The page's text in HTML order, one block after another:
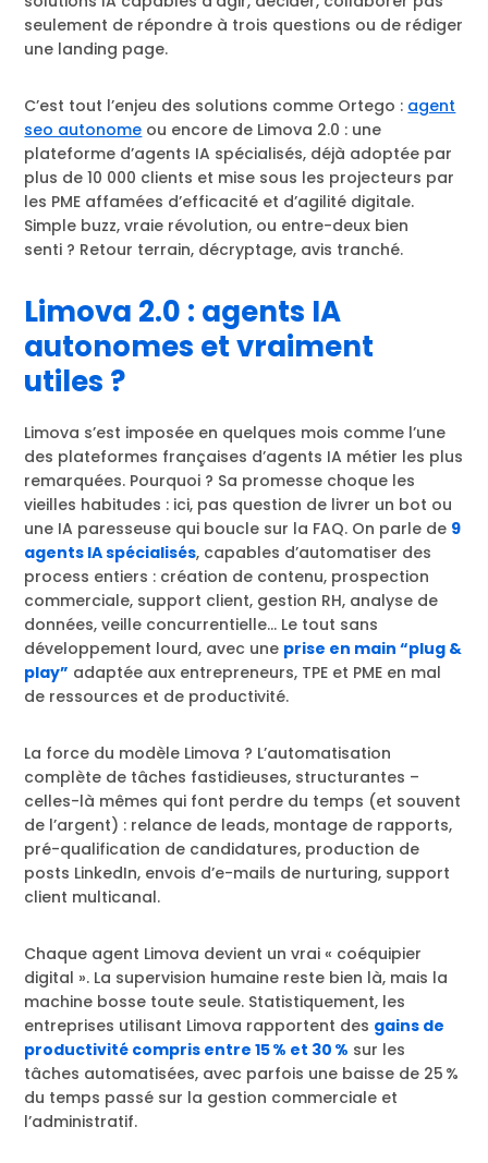
seulement de répondre à trois questions ou de rédiger
une landing page.
C’est tout l’enjeu des solutions comme Ortego : agent
seo autonome ou encore de Limova 2.0 : une
plateforme d’agents IA spécialisés, déjà adoptée par
plus de 10 000 clients et mise sous les projecteurs par
les PME affamées d’efficacité et d’agilité digitale.
Simple buzz, vraie révolution, ou entre-deux bien
senti ? Retour terrain, décryptage, avis tranché.
Limova 2.0 : agents IA
autonomes et vraiment
utiles ?
Limova s’est imposée en quelques mois comme l’une
des plateformes françaises d’agents IA métier les plus
remarquées. Pourquoi ? Sa promesse choque les
vieilles habitudes : ici, pas question de livrer un bot ou
une IA paresseuse qui boucle sur la FAQ. On parle de 9
agents IA spécialisés, capables d’automatiser des
process entiers : création de contenu, prospection
commerciale, support client, gestion RH, analyse de
données, veille concurrentielle… Le tout sans
développement lourd, avec une prise en main “plug &
play” adaptée aux entrepreneurs, TPE et PME en mal
de ressources et de productivité.
La force du modèle Limova ? L’automatisation
complète de tâches fastidieuses, structurantes –
celles-là mêmes qui font perdre du temps (et souvent
de l’argent) : relance de leads, montage de rapports,
pré-qualification de candidatures, production de
posts LinkedIn, envois d’e-mails de nurturing, support
client multicanal.
Chaque agent Limova devient un vrai « coéquipier
digital ». La supervision humaine reste bien là, mais la
machine bosse toute seule. Statistiquement, les
entreprises utilisant Limova rapportent des gains de
productivité compris entre 15 % et 30 % sur les
tâches automatisées, avec parfois une baisse de 25 %
du temps passé sur la gestion commerciale et
l’administratif.